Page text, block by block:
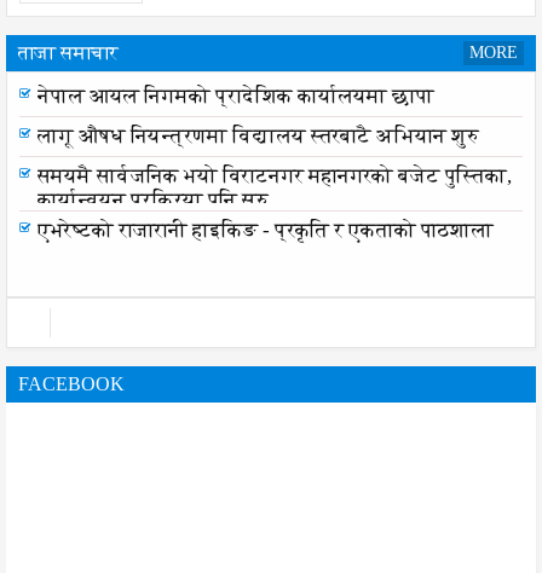
ताजा समाचार MORE
नेपाल आयल निगमको प्रादेशिक कार्यालयमा छापा
लागू औषध नियन्त्रणमा विद्यालय स्तरबाटै अभियान शुरु
समयमै सार्वजनिक भयो विराटनगर महानगरको बजेट पुस्तिका,
कार्यान्वयन प्रक्रिया पनि सुरु
एभरेष्टको राजारानी हाइकिङ - प्रकृति र एकताको पाठशाला
FACEBOOK